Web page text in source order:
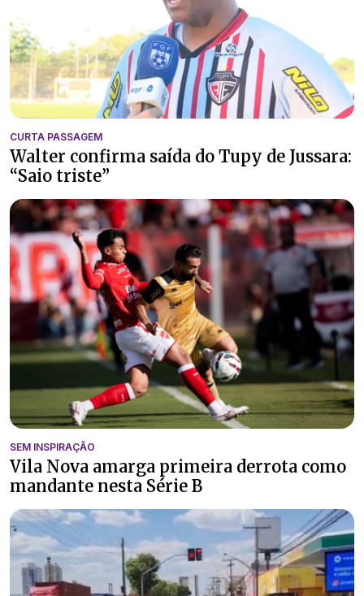
CURTA PASSAGEM
Walter confirma saída do Tupy de Jussara:
“Saio triste”
SEM INSPIRAÇÃO
Vila Nova amarga primeira derrota como
mandante nesta Série B